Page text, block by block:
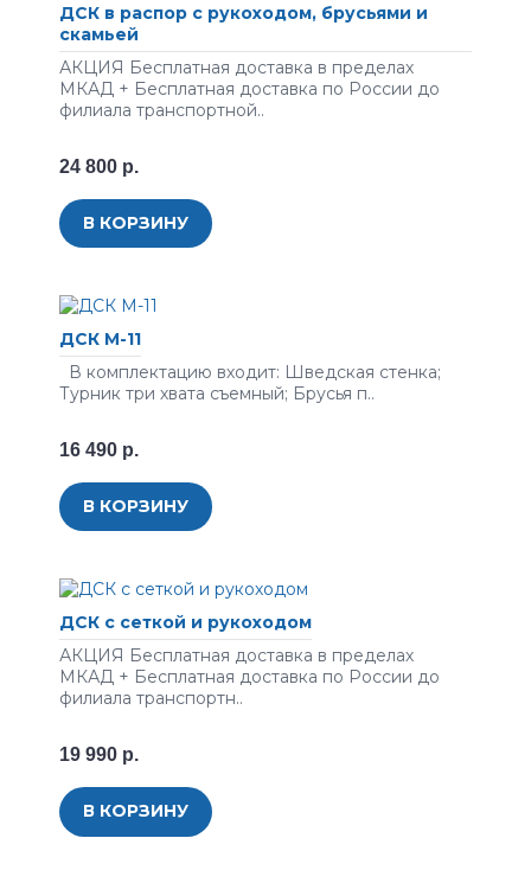
ДСК в распор с рукоходом, брусьями и
скамьей
АКЦИЯ Бесплатная доставка в пределах
МКАД + Бесплатная доставка по России до
филиала транспортной..
24 800 р.
В КОРЗИНУ
ДСК М-11
В комплектацию входит: Шведская стенка;
Турник три хвата съемный; Брусья п..
16 490 р.
В КОРЗИНУ
ДСК с сеткой и рукоходом
АКЦИЯ Бесплатная доставка в пределах
МКАД + Бесплатная доставка по России до
филиала транспортн..
19 990 р.
В КОРЗИНУ